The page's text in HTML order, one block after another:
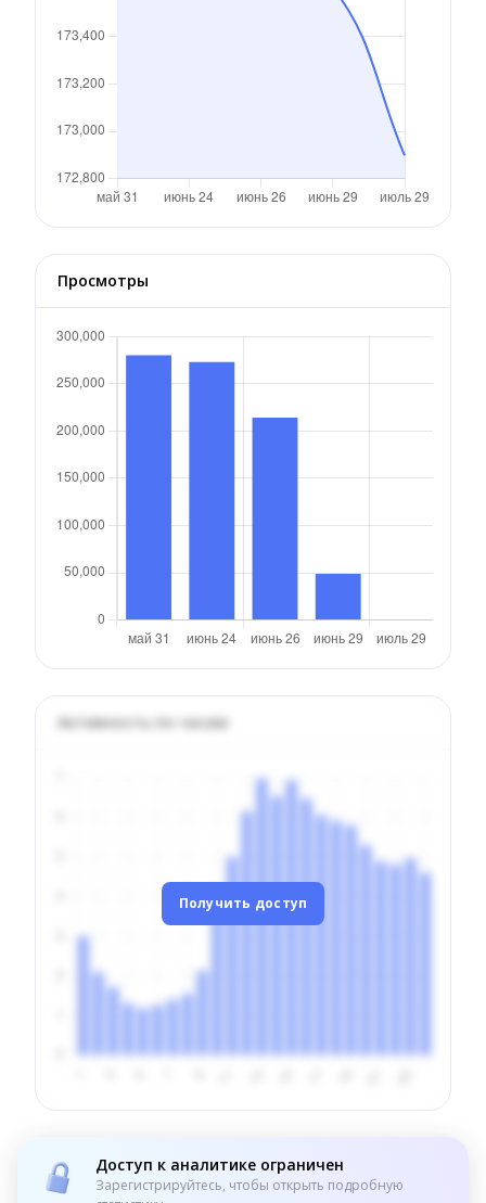
Просмотры
Активность по часам
Получить доступ
Доступ к аналитике ограничен
Зарегистрируйтесь, чтобы открыть подробную